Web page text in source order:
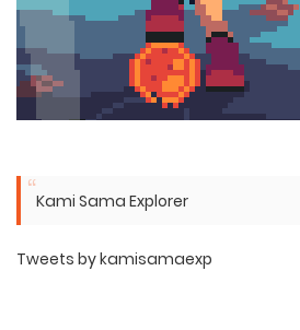
Kami Sama Explorer
Tweets by kamisamaexp